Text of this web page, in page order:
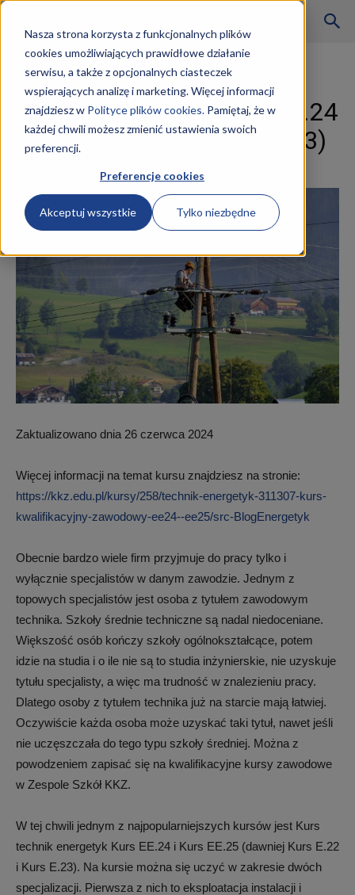
Nasza strona korzysta z funkcjonalnych plików
cookies umożliwiających prawidłowe działanie
serwisu, a także z opcjonalnych ciasteczek
wspierających analizę i marketing. Więcej informacji
znajdziesz w Polityce plików cookies.Pamiętaj, że w
każdej chwili możesz zmienić ustawienia swoich
preferencji.
Preferencje cookies
Akceptuj wszystkie Tylko niezbędne
Szkoły
Aktualności
Strona główna Energetyka
Kurs technik energetyk EE.24
i EE.25 (dawniej E.22 i E.23)
Zaktualizowano dnia 26 czerwca 2024
Więcej informacji na temat kursu znajdziesz na stronie:
https://kkz.edu.pl/kursy/258/technik-energetyk-311307-kurs-
kwalifikacyjny-zawodowy-ee24--ee25/src-BlogEnergetyk
Obecnie bardzo wiele firm przyjmuje do pracy tylko i
wyłącznie specjalistów w danym zawodzie. Jednym z
topowych specjalistów jest osoba z tytułem zawodowym
technika. Szkoły średnie techniczne są nadal niedoceniane.
Większość osób kończy szkoły ogólnokształcące, potem
idzie na studia i o ile nie są to studia inżynierskie, nie uzyskuje
tytułu specjalisty, a więc ma trudność w znalezieniu pracy.
Dlatego osoby z tytułem technika już na starcie mają łatwiej.
Oczywiście każda osoba może uzyskać taki tytuł, nawet jeśli
nie uczęszczała do tego typu szkoły średniej. Można z
powodzeniem zapisać się na kwalifikacyjne kursy zawodowe
w Zespole Szkół KKZ.
W tej chwili jednym z najpopularniejszych kursów jest Kurs
technik energetyk Kurs EE.24 i Kurs EE.25 (dawniej Kurs E.22
i Kurs E.23). Na kursie można się uczyć w zakresie dwóch
specjalizacji. Pierwsza z nich to eksploatacja instalacji i